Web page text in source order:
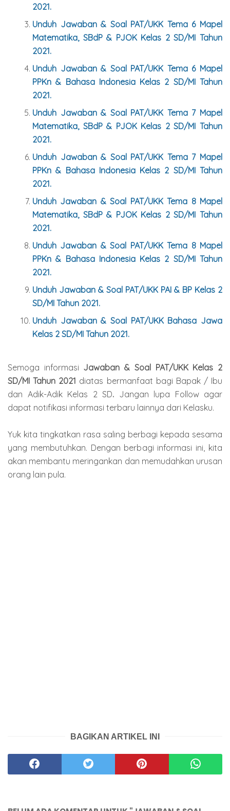
2021.
Unduh Jawaban & Soal PAT/UKK Tema 6 Mapel
Matematika, SBdP & PJOK Kelas 2 SD/MI Tahun
2021.
Unduh Jawaban & SoalPAT/UKK Tema 6 Mapel
PPKn & Bahasa Indonesia Kelas 2 SD/MI Tahun
2021.
Unduh Jawaban & Soal PAT/UKK Tema 7 Mapel
Matematika, SBdP & PJOK Kelas 2 SD/MI Tahun
2021.
Unduh Jawaban & SoalPAT/UKK Tema 7 Mapel
PPKn & Bahasa Indonesia Kelas 2 SD/MI Tahun
2021.
Unduh Jawaban & Soal PAT/UKK Tema 8 Mapel
Matematika, SBdP & PJOK Kelas 2 SD/MI Tahun
2021.
Unduh Jawaban & Soal PAT/UKK Tema 8 Mapel
PPKn & Bahasa Indonesia Kelas 2 SD/MI Tahun
2021.
Unduh Jawaban & Soal PAT/UKK PAI & BP Kelas 2
SD/MI Tahun 2021.
Unduh Jawaban & Soal PAT/UKK Bahasa Jawa
Kelas 2 SD/MI Tahun 2021.
Semoga informasi Jawaban & Soal PAT/UKK Kelas 2
SD/MI Tahun 2021 diatas bermanfaat bagi Bapak / Ibu
dan Adik-Adik Kelas 2 SD. Jangan lupa Follow agar
dapat notifikasi informasi terbaru lainnya dari Kelasku.
Yuk kita tingkatkan rasa saling berbagi kepada sesama
yang membutuhkan. Dengan berbagi informasi ini, kita
akan membantu meringankan dan memudahkan urusan
orang lain pula.
BAGIKAN ARTIKEL INI